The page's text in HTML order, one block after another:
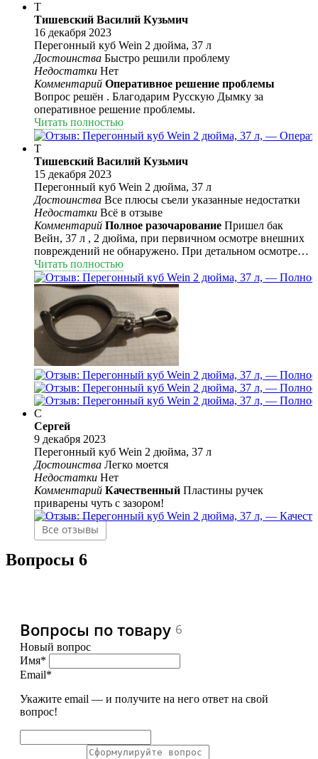
Т
Тишевский Василий Кузьмич
16 декабря 2023
Перегонный куб Wein 2 дюйма, 37 л
Достоинства Быстро решили проблему
Недостатки Нет
Комментарий Оперативное решение проблемы
Вопрос решён . Благодарим Русскую Дымку за
оперативное решение проблемы.
Читать полностью
Т
Тишевский Василий Кузьмич
15 декабря 2023
Перегонный куб Wein 2 дюйма, 37 л
Достоинства Все плюсы съели указанные недостатки
Недостатки Всё в отзыве
Комментарий Полное разочарование Пришел бак
Вейн, 37 л , 2 дюйма, при первичном осмотре внешних
повреждений не обнаружено. При детальном осмотре
обнаружено , что кран на 3/4 оказался обыкновенной
трубой, замаскированной под кран. Фото прилагаю.
Мелкие недоработки: плохо обработан кламповый
хомут, заглушка на тэн бака пластина без выемки под
прокладку, заусенцы на месте прилегания к прокладке.
Очень сильно расстроился , т.к. не ожидал такого
хренового качества от Русской Дымки. Бак оказался
бесполезен, т.к. таких кранов на сайте Русской Дымки
нет. Несколько лет назад выписывал Германия-2,
нареканий на качество вообще не было.
Читать полностью
С
Сергей
9 декабря 2023
Перегонный куб Wein 2 дюйма, 37 л
Достоинства Легко моется
Недостатки Нет
Комментарий Качественный Пластины ручек
приварены чуть с зазором!
Все отзывы
Вопросы 6
Вопросы по товару 6
Новый вопрос
Имя*
Email*
Укажите email — и получите на него ответ на свой
вопрос!